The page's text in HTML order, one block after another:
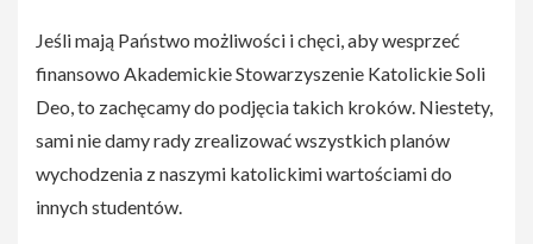
Od roku Soli Deo posiada także koło na Uniwersytecie
Medycznym w Poznaniu.
Wizytówka**
Jeśli mają Państwo możliwości i chęci, aby wesprzeć
finansowo Akademickie Stowarzyszenie Katolickie Soli
Deo, to zachęcamy do podjęcia takich kroków. Niestety,
sami nie damy rady zrealizować wszystkich planów
wychodzenia z naszymi katolickimi wartościami do
innych studentów.